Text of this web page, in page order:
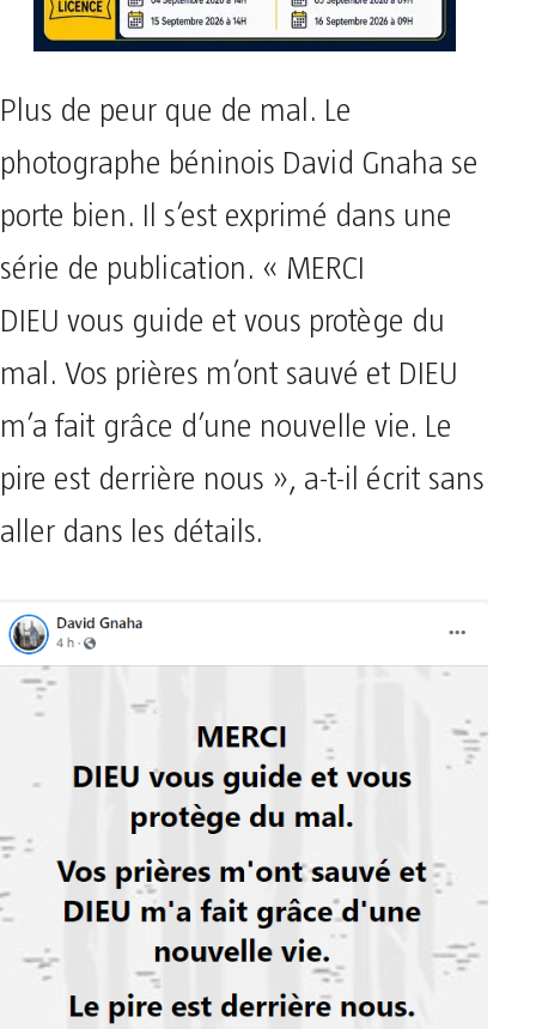
Plus de peur que de mal. Le
photographe béninois David Gnaha se
porte bien. Il s’est exprimé dans une
série de publication. « MERCI
DIEU vous guide et vous protège du
mal. Vos prières m’ont sauvé et DIEU
m’a fait grâce d’une nouvelle vie. Le
pire est derrière nous », a-t-il écrit sans
aller dans les détails.